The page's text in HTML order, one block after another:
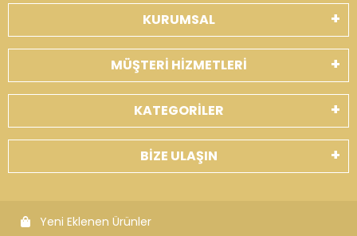
KURUMSAL
MÜŞTERİ HİZMETLERİ
KATEGORİLER
BİZE ULAŞIN
Yeni Eklenen Ürünler